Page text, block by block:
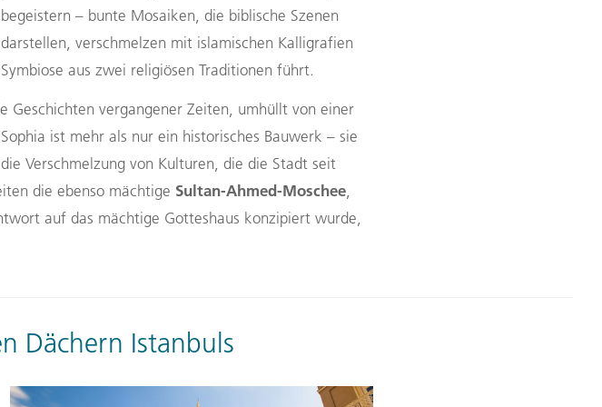
begeistern – bunte Mosaiken, die biblische Szenen
darstellen, verschmelzen mit islamischen Kalligrafien
aus zwei religiösen Traditionen führt.
Geschichten vergangener Zeiten, umhüllt von einer
ist mehr als nur ein historisches Bauwerk – sie
Verschmelzung von Kulturen, die die Stadt seit
die ebenso mächtige Sultan-Ahmed-Moschee
auf das mächtige Gotteshaus konzipiert wurde,
Dächern Istanbuls